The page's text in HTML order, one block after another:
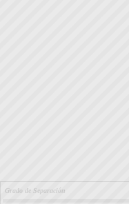
Grado de Separación